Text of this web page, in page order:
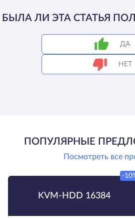
БЫЛА ЛИ ЭТА СТАТЬЯ
ДА
НЕТ
ПОПУЛЯРНЫЕ
Посмотреть все
KVM-HDD 16384
-